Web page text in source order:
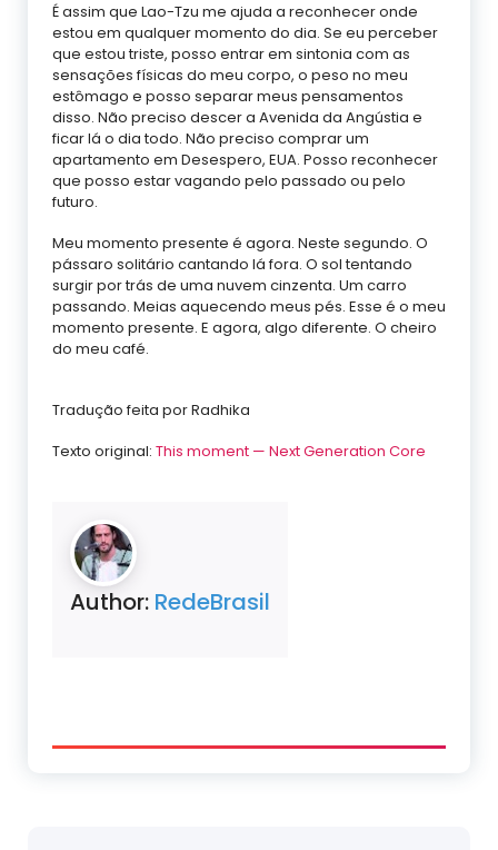
É assim que Lao-Tzu me ajuda a reconhecer onde
estou em qualquer momento do dia. Se eu perceber
que estou triste, posso entrar em sintonia com as
sensações físicas do meu corpo, o peso no meu
estômago e posso separar meus pensamentos
disso. Não preciso descer a Avenida da Angústia e
ficar lá o dia todo. Não preciso comprar um
apartamento em Desespero, EUA. Posso reconhecer
que posso estar vagando pelo passado ou pelo
futuro.
Meu momento presente é agora. Neste segundo. O
pássaro solitário cantando lá fora. O sol tentando
surgir por trás de uma nuvem cinzenta. Um carro
passando. Meias aquecendo meus pés. Esse é o meu
momento presente. E agora, algo diferente. O cheiro
do meu café.
Tradução feita por Radhika
Texto original: This moment — Next Generation Core
Author: RedeBrasil